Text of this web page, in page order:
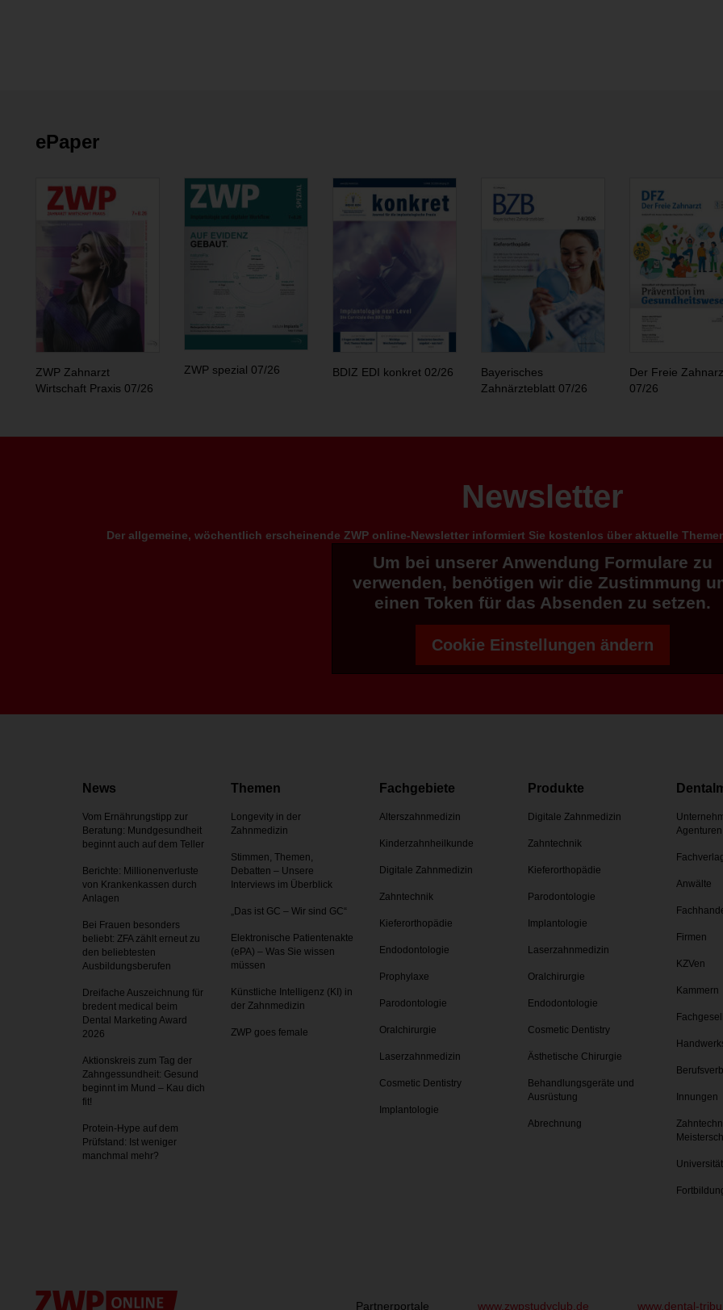
ePaper
ZWP Zahnarzt
Wirtschaft Praxis 07/26
ZWP spezial 07/26 BDIZ EDI konkret 02/26
Bayerisches
Zahnärzteblatt 07/26
Der Freie
07/26
Newsletter
Der allgemeine, wöchentlich erscheinende ZWP online-Newsletter informiert Sie kostenlos über aktuelle
Um bei unserer Anwendung Formulare zu
verwenden, benötigen wir die Zustimmung
einen Token für das Absenden zu setzen.
Cookie Einstellungen ändern
News
Vom Ernährungstipp zur
Beratung: Mundgesundheit
beginnt auch auf dem Teller
Berichte: Millionenverluste
von Krankenkassen durch
Anlagen
Bei Frauen besonders
beliebt: ZFA zählt erneut zu
den beliebtesten
Ausbildungsberufen
Dreifache Auszeichnung für
bredent medical beim
Dental Marketing Award
2026
Aktionskreis zum Tag der
Zahnges­sundheit: Gesund
beginnt im Mund – Kau dich
fit!
Protein-Hype auf dem
Prüfstand: Ist weniger
manchmal mehr?
Themen
Longevity in der
Zahnmedizin
Stimmen, Themen,
Debatten – Unsere
Interviews im Überblick
„Das ist GC – Wir sind GC“
Elektronische Patientenakte
(ePA) – Was Sie wissen
müssen
Künstliche Intelligenz (KI) in
der Zahnmedizin
ZWP goes female
Fachgebiete
Alterszahnmedizin
Kinderzahnheilkunde
Digitale Zahnmedizin
Zahntechnik
Kieferorthopädie
Endodontologie
Prophylaxe
Parodontologie
Oralchirurgie
Laserzahnmedizin
Cosmetic Dentistry
Implantologie
Produkte
Digitale Zahnmedizin
Zahntechnik
Kieferorthopädie
Parodontologie
Implantologie
Laserzahnmedizin
Oralchirurgie
Endodontologie
Cosmetic Dentistry
Ästhetische Chirurgie
Behandlungsgeräte und
Ausrüstung
Abrechnung
Agenturen
Anwälte
Firmen
KZVen
Kammern
Innungen
Partnerportale www.zwpstudyclub.de www.dental-